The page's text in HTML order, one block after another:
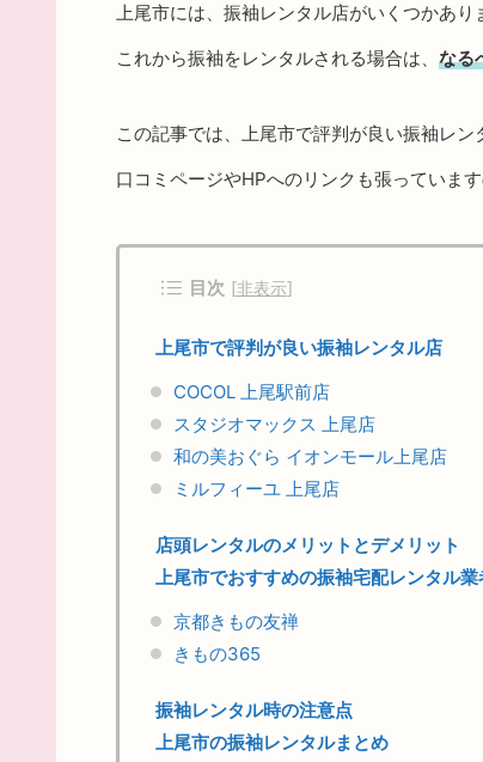
上尾市には、振袖レンタル店がいくつかあり
これから振袖をレンタルされる場合は、 なる
この記事では、上尾市で評判が良い振袖レ
口コミページやHPへのリンクも張っていま
目次 [非表示]
上尾市で評判が良い振袖レンタル店
COCOL 上尾駅前店
スタジオマックス 上尾店
和の美おぐら イオンモール上尾店
ミルフィーユ 上尾店
店頭レンタルのメリットとデメリット
上尾市でおすすめの振袖宅配レンタル業
京都きもの友禅
きもの365
振袖レンタル時の注意点
上尾市の振袖レンタルまとめ